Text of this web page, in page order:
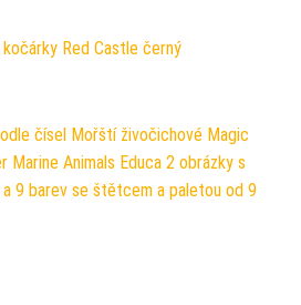
kočárky Red Castle černý
čísel Mořští živočichové Magic
Marine Animals Educa 2 obrázky s
9 barev se štětcem a paletou od 9